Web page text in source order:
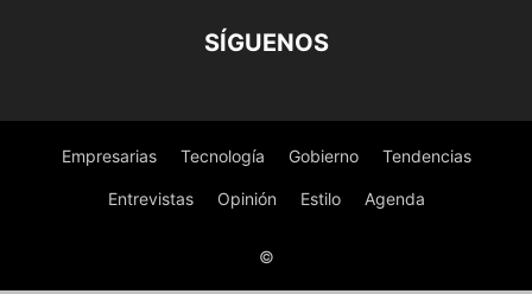
SÍGUENOS
Empresarias Tecnología Gobierno Tendencias
Entrevistas Opinión Estilo Agenda
©